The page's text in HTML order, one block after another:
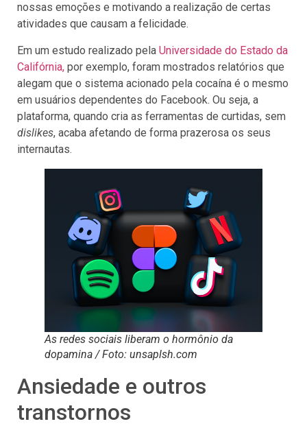
nossas emoções e motivando a realização de certas
atividades que causam a felicidade.
Em um estudo realizado pela Universidade do Estado da
Califórnia, por exemplo, foram mostrados relatórios que
alegam que o sistema acionado pela cocaína é o mesmo
em usuários dependentes do Facebook. Ou seja, a
plataforma, quando cria as ferramentas de curtidas, sem
dislikes, acaba afetando de forma prazerosa os seus
internautas.
As redes sociais liberam o hormônio da
dopamina / Foto: unsaplsh.com
Ansiedade e outros
transtornos